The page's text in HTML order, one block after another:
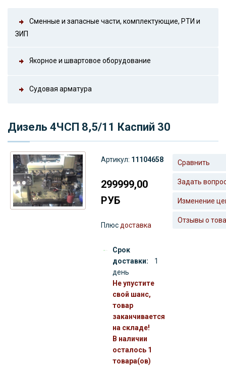
Сменные и запасные части, комплектующие, РТИ и
ЗИП
Якорное и швартовое оборудование
Судовая арматура
Дизель 4ЧСП 8,5/11 Каспий 30
Артикул: 11104658
299999,00
РУБ
Плюс доставка
Срок
доставки:
1
день
Не упустите
свой шанс,
товар
заканчивается
на складе!
В наличии
осталось 1
товара(ов)
Сравнить
Задать
Изменение
Отзывы о